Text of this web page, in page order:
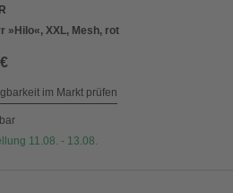
»Hilo«, XXL, Mesh, rot
im Markt prüfen
11.08. - 13.08.